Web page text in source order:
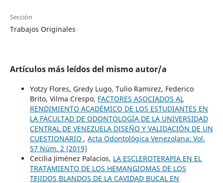
Sección
Trabajos Originales
Artículos más leídos del mismo autor/a
Yotzy Flores, Gredy Lugo, Tulio Ramirez, Federico
Brito, Vilma Crespo, FACTORES ASOCIADOS AL
RENDIMIENTO ACADÉMICO DE LOS ESTUDIANTES EN
LA FACULTAD DE ODONTOLOGÍA DE LA UNIVERSIDAD
CENTRAL DE VENEZUELA DISEÑO Y VALIDACIÓN DE UN
CUESTIONARIO , Acta Odontológica Venezolana: Vol.
57 Núm. 2 (2019)
Cecilia Jiménez Palacios, LA ESCLEROTERAPIA EN EL
TRATAMIENTO DE LOS HEMANGIOMAS DE LOS
TEJIDOS BLANDOS DE LA CAVIDAD BUCAL EN